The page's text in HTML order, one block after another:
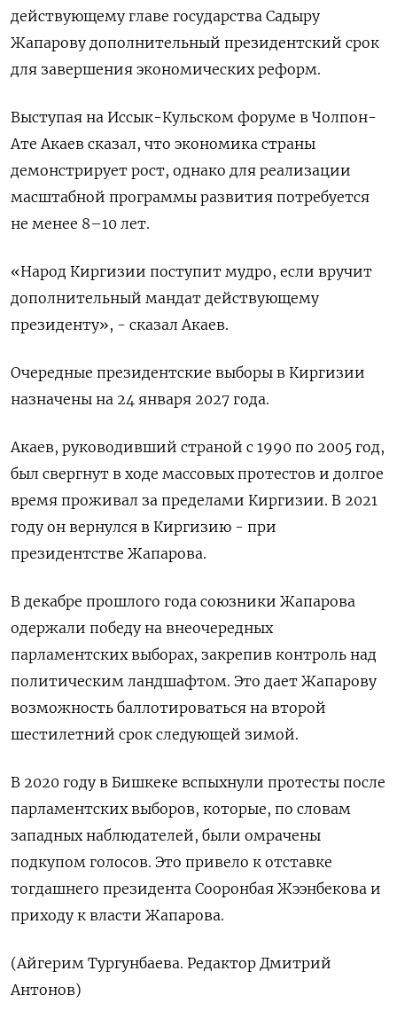
действующему главе государства Садыру
Жапарову дополнительный ‌президентский срок
для завершения экономических реформ.
Выступая на Иссык-Кульском форуме в Чолпон-
Ате Акаев сказал, что экономика страны ​
демонстрирует рост, ​однако ​для реализации
масштабной ⁠программы развития потребуется
не ‌менее 8–10 лет.
«Народ Киргизии ‌поступит мудро, если вручит
дополнительный мандат действующему
президенту», - ​сказал Акаев.
Очередные президентские выборы в ‌Киргизии
назначены на 24 января 2027 года.
Акаев, ​руководивший страной с 1990 по 2005 ‌год,
был свергнут в ходе массовых протестов и долгое
время проживал за ​пределами Киргизии. В ​2021
‌году он вернулся в Киргизию - при
президентстве Жапарова.
В ​декабре прошлого года союзники Жапарова
одержали победу на внеочередных
парламентских выборах, закрепив контроль над
политическим ландшафтом. Это дает Жапарову
возможность баллотироваться на второй
шестилетний срок следующей зимой.
В 2020 ​году в ⁠Бишкеке вспыхнули протесты после
парламентских выборов, которые, по словам
западных ‌наблюдателей, были омрачены
подкупом голосов. Это ‌привело к отставке
тогдашнего президента Сооронбая Жээнбекова ​и
приходу к власти Жапарова.
(Айгерим ‌Тургунбаева. Редактор Дмитрий
Антонов)